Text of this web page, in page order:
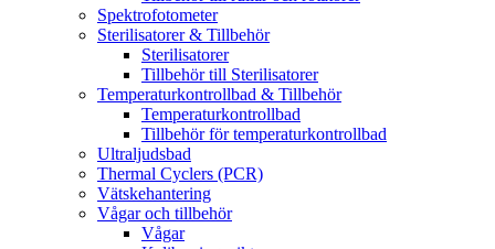
Spektrofotometer
Sterilisatorer & Tillbehör
Sterilisatorer
Tillbehör till Sterilisatorer
Temperaturkontrollbad & Tillbehör
Temperaturkontrollbad
Tillbehör för temperaturkontrollbad
Ultraljudsbad
Thermal Cyclers (PCR)
Vätskehantering
Vågar och tillbehör
Vågar